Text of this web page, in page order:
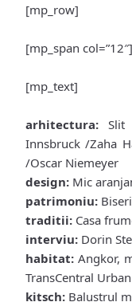
[mp_row]
[mp_span col=”12″]
[mp_text]
arhitectura: Slit
Innsbruck /Zaha
/Oscar Niemeyer
design: Mic
patrimoniu:
traditii: Casa
interviu: Dorin
habitat: Angkor,
TransCentral
kitsch: Balustrul